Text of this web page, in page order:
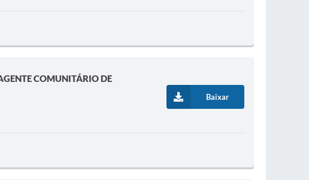
COMUNITÁRIO DE
Baixar